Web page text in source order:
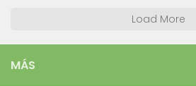
Load More
MÁS